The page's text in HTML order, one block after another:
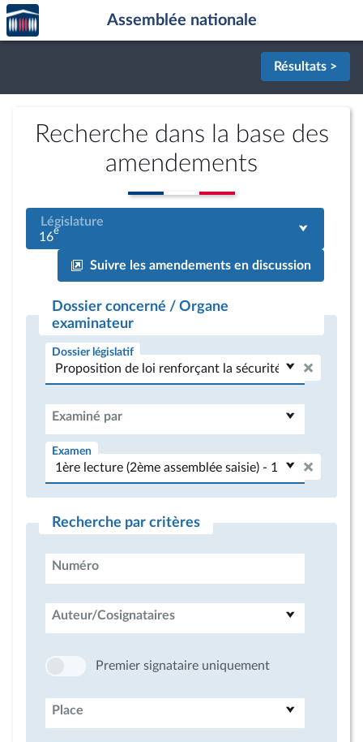
Aller au contenu
Aller en bas de la page
Accèder
à la
page
Assemblée nationale
Résultats >
Recherche dans la base des
amendements
Législature
16e
Suivre les amendements en discussion
Dossier concerné / Organe
examinateur
Dossier législatif
Examiné par
Examen
Recherche par critères
Numéro
Auteur/Cosignataires
Premier signataire uniquement
Place